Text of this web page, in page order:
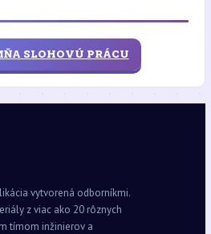
SLOHOVÚ PRÁCU
vytvorená odborníkmi.
z viac ako 20 rôznych
tímom inžinierov a